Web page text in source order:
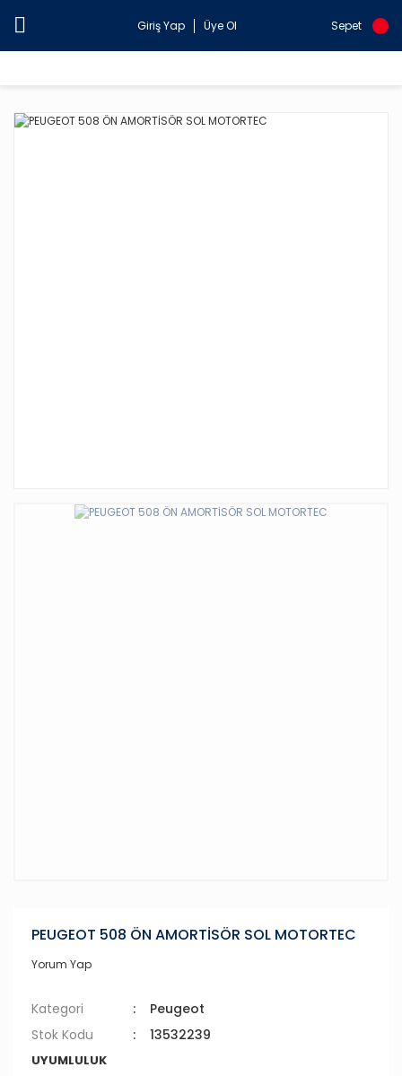
Giriş Yap Üye Ol Sepet
PEUGEOT 508 ÖN AMORTİSÖR SOL MOTORTEC
Yorum Yap
Kategori
Peugeot
Stok Kodu
13532239
UYUMLULUK